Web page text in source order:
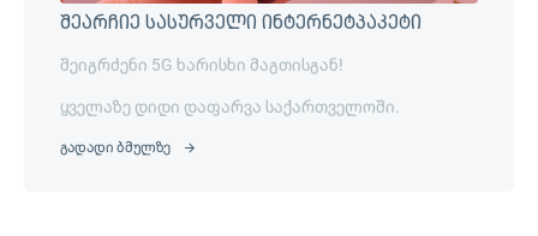
შეარჩიე სასურველი ინტერნეტპაკეტი
შეიგრძენი 5G ხარისხი მაგთისგან!
ყველაზე დიდი დაფარვა საქართველოში.
გადადი ბმულზე